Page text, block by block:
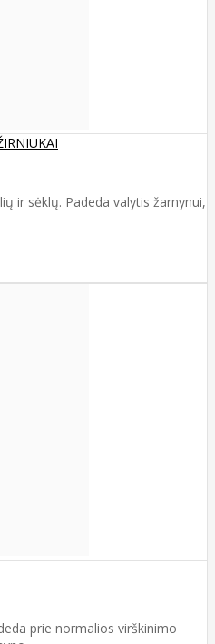
ir sėklų. Padeda valytis žarnynui,
prie normalios virškinimo